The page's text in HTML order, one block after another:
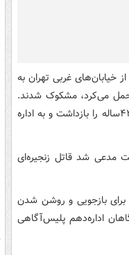
خیابان‌های غربی تهران به
می‌کرد، مشکوک شدند.
مأموران احتمال دادند که وی سارق است و به همین خاطر این مرد ۴۳‌ساله را بازداشت و به اداره
مدعی شد قاتل زنجیره‌ای
بازجویی و روشن شدن
اداره‌دهم پلیس‌آگاهی